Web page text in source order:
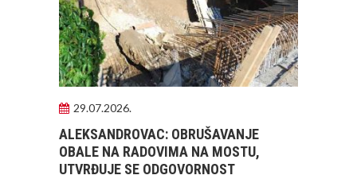
29.07.2026.
ALEKSANDROVAC: OBRUŠAVANJE
OBALE NA RADOVIMA NA MOSTU,
UTVRĐUJE SE ODGOVORNOST